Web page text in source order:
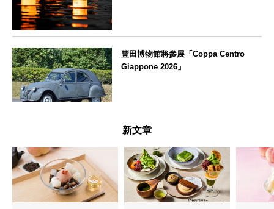
豐田博物館將參展「Coppa Centro
Giappone 2026」
新文章